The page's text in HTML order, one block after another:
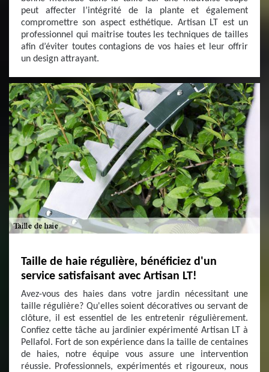
peut affecter l’intégrité de la plante et également
compromettre son aspect esthétique. Artisan LT est un
professionnel qui maitrise toutes les techniques de tailles
afin d’éviter toutes contagions de vos haies et leur offrir
un design attrayant.
Taille de haie régulière, bénéficiez d'un
service satisfaisant avec Artisan LT!
Avez-vous des haies dans votre jardin nécessitant une
taille régulière? Qu'elles soient décoratives ou servant de
clôture, il est essentiel de les entretenir régulièrement.
Confiez cette tâche au jardinier expérimenté Artisan LT à
Pellafol. Fort de son expérience dans la taille de centaines
de haies, notre équipe vous assure une intervention
réussie. Professionnels, expérimentés et rigoureux, nous